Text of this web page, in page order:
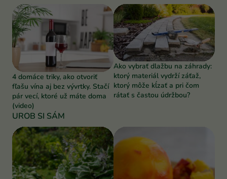
4 domáce triky, ako otvoriť
fľašu vína aj bez vývrtky. Stačí
pár vecí, ktoré už máte doma
(video)
Ako vybrať dlažbu na záhrady:
ktorý materiál vydrží záťaž,
ktorý môže kĺzať a pri čom
rátať s častou údržbou?
UROB SI SÁM